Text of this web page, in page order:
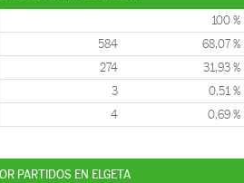
100 %
584 68,07 %
274 31,93 %
3 0,51 %
4 0,69 %
PARTIDOS EN ELGETA